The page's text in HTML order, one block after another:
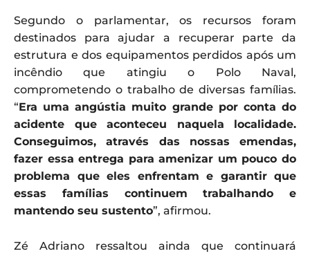
Segundo o parlamentar, os recursos foram
destinados para ajudar a recuperar parte da
estrutura e dos equipamentos perdidos após um
incêndio que atingiu o Polo Naval,
comprometendo o trabalho de diversas famílias.
“Era uma angústia muito grande por conta do
acidente que aconteceu naquela localidade.
Conseguimos, através das nossas emendas,
fazer essa entrega para amenizar um pouco do
problema que eles enfrentam e garantir que
essas famílias continuem trabalhando e
mantendo seu sustento”, afirmou.
Zé Adriano ressaltou ainda que continuará